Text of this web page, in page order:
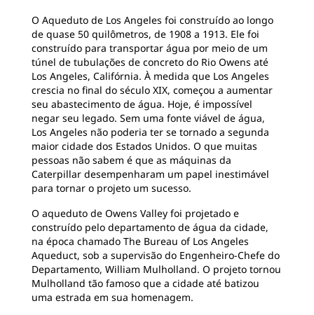
O Aqueduto de Los Angeles foi construído ao longo
de quase 50 quilômetros, de 1908 a 1913. Ele foi
construído para transportar água por meio de um
túnel de tubulações de concreto do Rio Owens até
Los Angeles, Califórnia. À medida que Los Angeles
crescia no final do século XIX, começou a aumentar
seu abastecimento de água. Hoje, é impossível
negar seu legado. Sem uma fonte viável de água,
Los Angeles não poderia ter se tornado a segunda
maior cidade dos Estados Unidos. O que muitas
pessoas não sabem é que as máquinas da
Caterpillar desempenharam um papel inestimável
para tornar o projeto um sucesso.
O aqueduto de Owens Valley foi projetado e
construído pelo departamento de água da cidade,
na época chamado The Bureau of Los Angeles
Aqueduct, sob a supervisão do Engenheiro-Chefe do
Departamento, William Mulholland. O projeto tornou
Mulholland tão famoso que a cidade até batizou
uma estrada em sua homenagem.